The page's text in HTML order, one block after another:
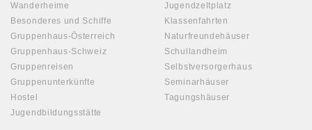
Wanderheime
Besonderes und Schiffe
Gruppenhaus-Österreich
Gruppenhaus-Schweiz
Gruppenreisen
Gruppenunterkünfte
Hostel
Jugendbildungsstätte
Jugendzeltplatz
Klassenfahrten
Naturfreundehäuser
Schullandheim
Selbstversorgerhaus
Seminarhäuser
Tagungshäuser